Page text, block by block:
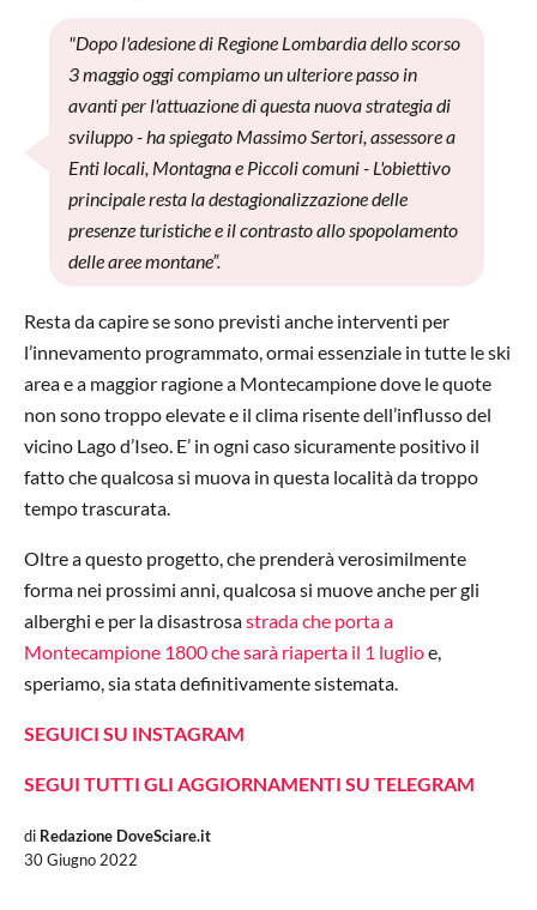
"Dopo l'adesione di Regione Lombardia dello scorso
3 maggio oggi compiamo un ulteriore passo in
avanti per l'attuazione di questa nuova strategia di
sviluppo - ha spiegato Massimo Sertori, assessore a
Enti locali, Montagna e Piccoli comuni - L'obiettivo
principale resta la destagionalizzazione delle
presenze turistiche e il contrasto allo spopolamento
delle aree montane”.
Resta da capire se sono previsti anche interventi per
l’innevamento programmato, ormai essenziale in tutte le ski
area e a maggior ragione a Montecampione dove le quote
non sono troppo elevate e il clima risente dell’influsso del
vicino Lago d’Iseo. E’ in ogni caso sicuramente positivo il
fatto che qualcosa si muova in questa località da troppo
tempo trascurata.
Oltre a questo progetto, che prenderà verosimilmente
forma nei prossimi anni, qualcosa si muove anche per gli
alberghi e per la disastrosastrada che porta a
Montecampione 1800 che sarà riaperta il 1 luglioe,
speriamo, sia stata definitivamente sistemata.
SEGUICI SU INSTAGRAM
SEGUI TUTTI GLI AGGIORNAMENTI SU TELEGRAM
di Redazione DoveSciare.it
30 Giugno 2022